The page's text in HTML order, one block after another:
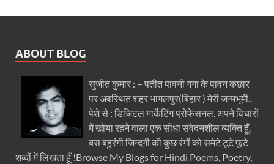
ABOUT BLOG
सुजीत कुमार : – पतीत पावनी गंगा के पावन कछार
पर अवस्थित शहर भागलपुर(बिहार ) मेरी जन्मभूमी..
पेशे से : डिजिटल मार्केटिंग प्रोफेसनल. अपने विचारों
में खोया रहने वाला एक सीधा संवेदनशील व्यक्ति हूँ.
बस बहुरंगी जिन्दगी की कुछ रंगों को समेटे टूटे फूटे
शब्दों में लिखता हूँ !Browse My Blogs for Hindi Poems, Poetry,